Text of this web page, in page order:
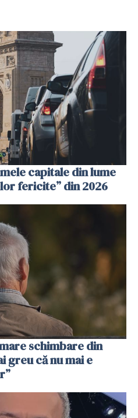
capitale din lume
fericite” din 2026
schimbare din
greu că nu mai e